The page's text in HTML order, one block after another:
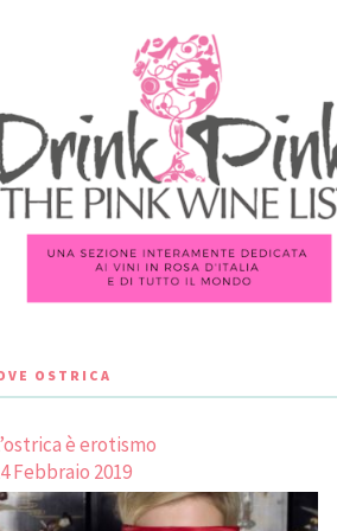
OSTRICA
è erotismo
Febbraio 2019